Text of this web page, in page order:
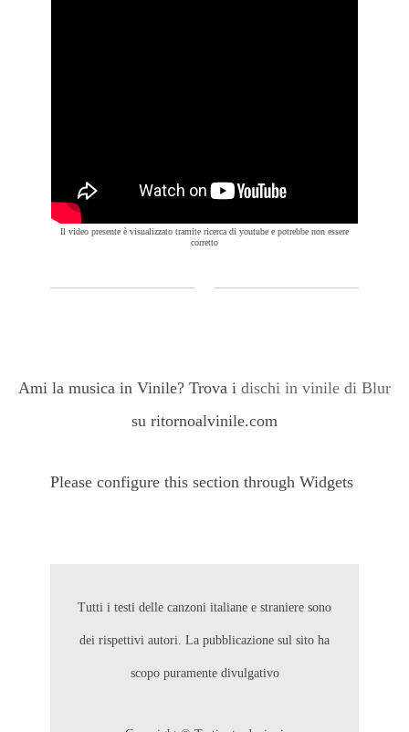
Il video presente è visualizzato tramite ricerca di youtube e potrebbe non essere
corretto
Ami la musica in Vinile? Trova i dischi in vinile di Blur
su ritornoalvinile.com
Please configure this section through Widgets
Tutti i testi delle canzoni italiane e straniere sono
dei rispettivi autori. La pubblicazione sul sito ha
scopo puramente divulgativo